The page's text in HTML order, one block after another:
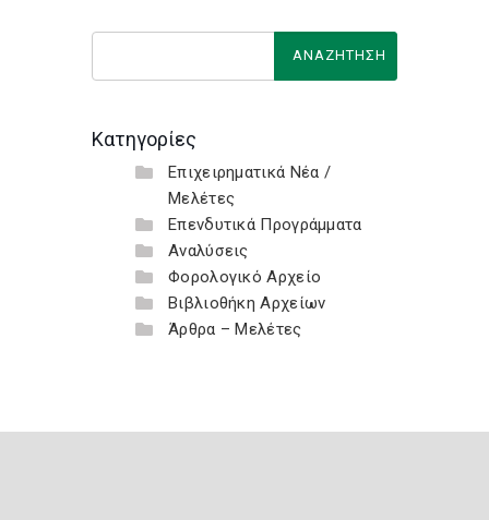
Κατηγορίες
Επιχειρηματικά Νέα /
Μελέτες
Επενδυτικά Προγράμματα
Αναλύσεις
Φορολογικό Αρχείο
Βιβλιοθήκη Αρχείων
Άρθρα – Μελέτες